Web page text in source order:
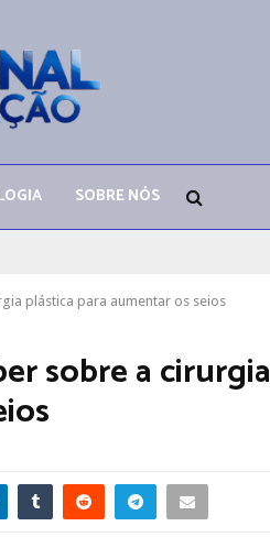
SOBRE NÓS
plástica para aumentar os seios
sobre a cirurgia